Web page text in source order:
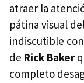
atraer la
pátina visual
indiscutible
de Rick Baker
completo